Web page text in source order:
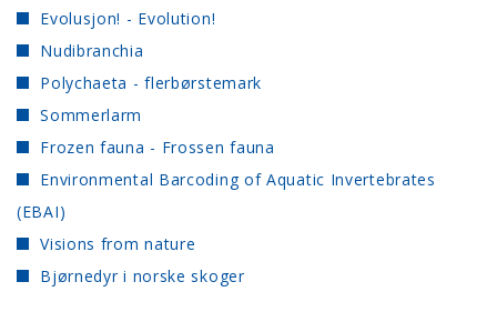
Evolusjon! - Evolution!
Nudibranchia
Polychaeta - flerbørstemark
Sommerlarm
Frozen fauna - Frossen fauna
Environmental Barcoding of Aquatic Invertebrates
(EBAI)
Visions from nature
Bjørnedyr i norske skoger